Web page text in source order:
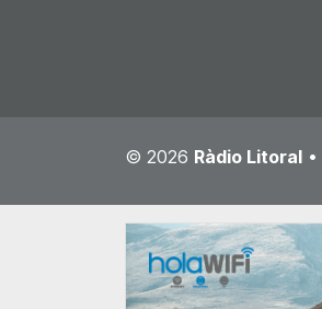
© 2026 Ràdio Litoral •